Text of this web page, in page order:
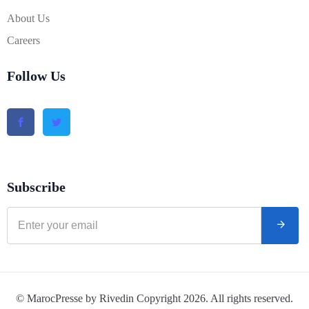
About Us
Careers
Follow Us
Subscribe
© MarocPresse by Rivedin Copyright 2026. All rights reserved.